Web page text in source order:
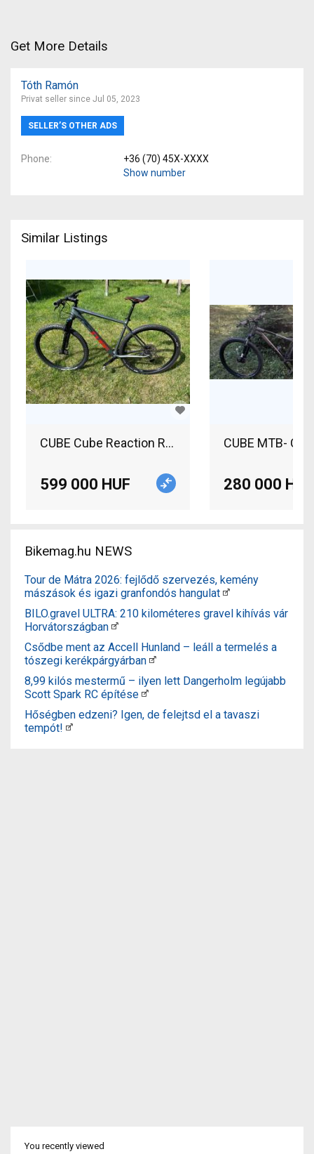
Get More Details
Tóth Ramón
Privat seller since Jul 05, 2023
SELLER’S OTHER ADS
Phone
+36 (70) 45X-XXXX
Show number
Similar Listings
CUBE Cube Reaction Race C:62 - XL - 29" -
599 000 HUF
CUBE MTB-
280 000 HUF
Bikemag.hu NEWS
Tour de Mátra 2026: fejlődő szervezés, kemény
mászások és igazi granfondós hangulat
BILO.gravel ULTRA: 210 kilométeres gravel kihívás vár
Horvátországban
Csődbe ment az Accell Hunland – leáll a termelés a
tószegi kerékpárgyárban
8,99 kilós mestermű – ilyen lett Dangerholm legújabb
Scott Spark RC építése
Hőségben edzeni? Igen, de felejtsd el a tavaszi
tempót!
You recently viewed